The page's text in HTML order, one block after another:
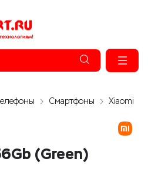
Смартфоны Xiaomi
(Green)